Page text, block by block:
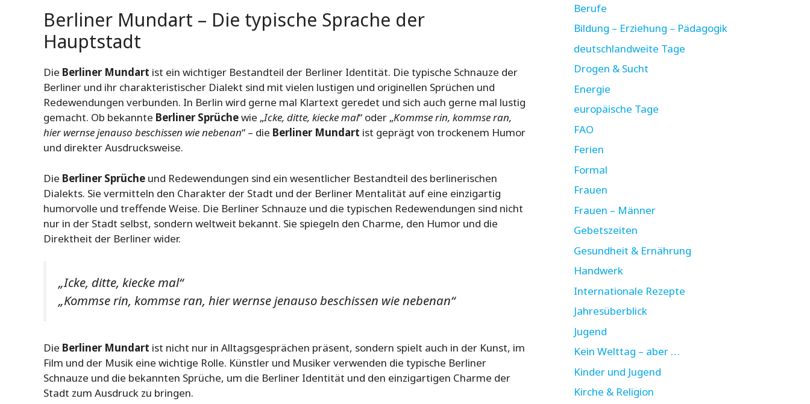
Berliner Mundart – Die typische Sprache der
Hauptstadt
Die Berliner Mundart ist ein wichtiger Bestandteil der Berliner Identität. Die typische Schnauze der
Berliner und ihr charakteristischer Dialekt sind mit vielen lustigen und originellen Sprüchen und
Redewendungen verbunden. In Berlin wird gerne mal Klartext geredet und sich auch gerne mal lustig
gemacht. Ob bekannte Berliner Sprüchewie „Icke, ditte, kiecke mal“ oder „Kommse rin, kommse ran,
hier wernse jenauso beschissen wie nebenan“ – die Berliner Mundart ist geprägt von trockenem Humor
und direkter Ausdrucksweise.
Die Berliner Sprüche und Redewendungen sind ein wesentlicher Bestandteil des berlinerischen
Dialekts. Sie vermitteln den Charakter der Stadt und der Berliner Mentalität auf eine einzigartig
humorvolle und treffende Weise. Die Berliner Schnauze und die typischen Redewendungen sind nicht
nur in der Stadt selbst, sondern weltweit bekannt. Sie spiegeln den Charme, den Humor und die
Direktheit der Berliner wider.
„Icke, ditte, kiecke mal“
„Kommse rin, kommse ran, hier wernse jenauso beschissen wie nebenan“
Die Berliner Mundart ist nicht nur in Alltagsgesprächen präsent, sondern spielt auch in der Kunst, im
Film und der Musik eine wichtige Rolle. Künstler und Musiker verwenden die typische Berliner
Schnauze und die bekannten Sprüche, um die Berliner Identität und den einzigartigen Charme der
Stadt zum Ausdruck zu bringen.
Berufe
Bildung – Erziehung – Pädagogik
deutschlandweite Tage
Drogen & Sucht
Energie
europäische Tage
FAO
Ferien
Formal
Frauen
Frauen – Männer
Gebetszeiten
Gesundheit & Ernährung
Handwerk
Internationale Rezepte
Jahresüberblick
Jugend
Kein Welttag – aber …
Kinder und Jugend
Kirche & Religion